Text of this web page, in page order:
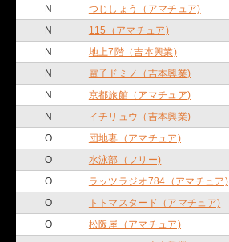
N
つじしょう（アマチュア)
N
115（アマチュア)
N
地上7階（吉本興業)
N
電子ドミノ（吉本興業)
N
京都旅館（アマチュア)
N
イチリュウ（吉本興業)
O
団地妻（アマチュア)
O
水泳部（フリー)
O ラッツラジオ784（アマチュア)
O
トトマスタード（アマチュア)
O
松阪屋（アマチュア)